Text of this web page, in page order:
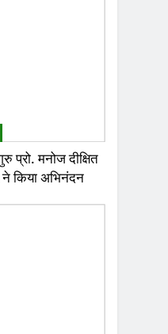
प्रो. मनोज दीक्षित
ने किया अभिनंदन